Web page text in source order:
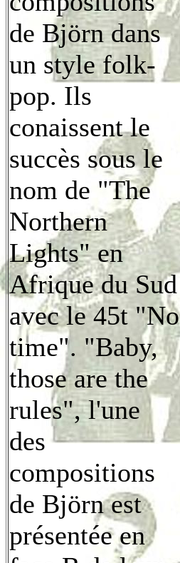
de Björn dans
un style folk-
pop. Ils
conaissent le
succès sous le
nom de "The
Northern
Lights" en
Afrique du Sud
avec le 45t "No
time". "Baby,
those are the
rules", l'une
des
compositions
de Björn est
présentée en